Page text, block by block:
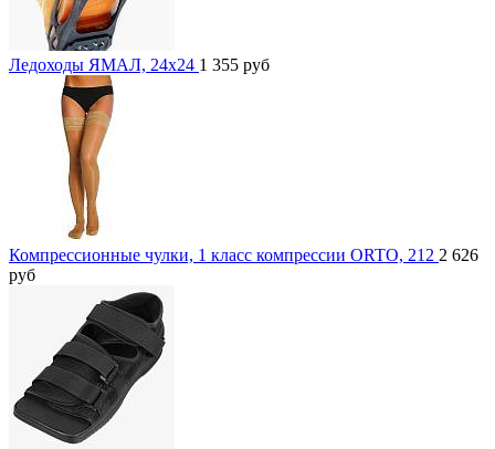
Ледоходы ЯМАЛ, 24x24 1 355 руб
Компрессионные чулки, 1 класс компрессии ORTO, 212 2 626
руб